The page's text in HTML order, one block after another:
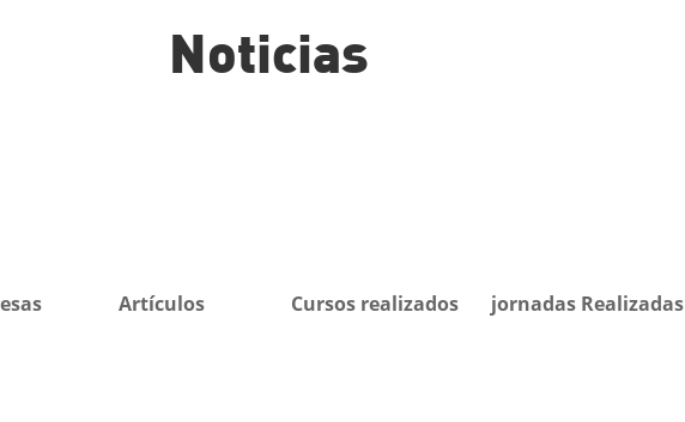
Noticias
Artículos Cursos realizados jornadas Realizadas